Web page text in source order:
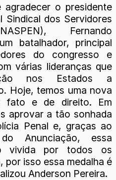
o presidente
Sindical dos Servidores
Fernando
batalhador, principal
do congresso e
várias lideranças que
nos Estados a
Hoje, temos uma nova
fato e de direito. Em
aprovar a tão sonhada
Penal e, graças ao
Anunciação, essa
vivida por todos os
por isso essa medalha é
Anderson Pereira.